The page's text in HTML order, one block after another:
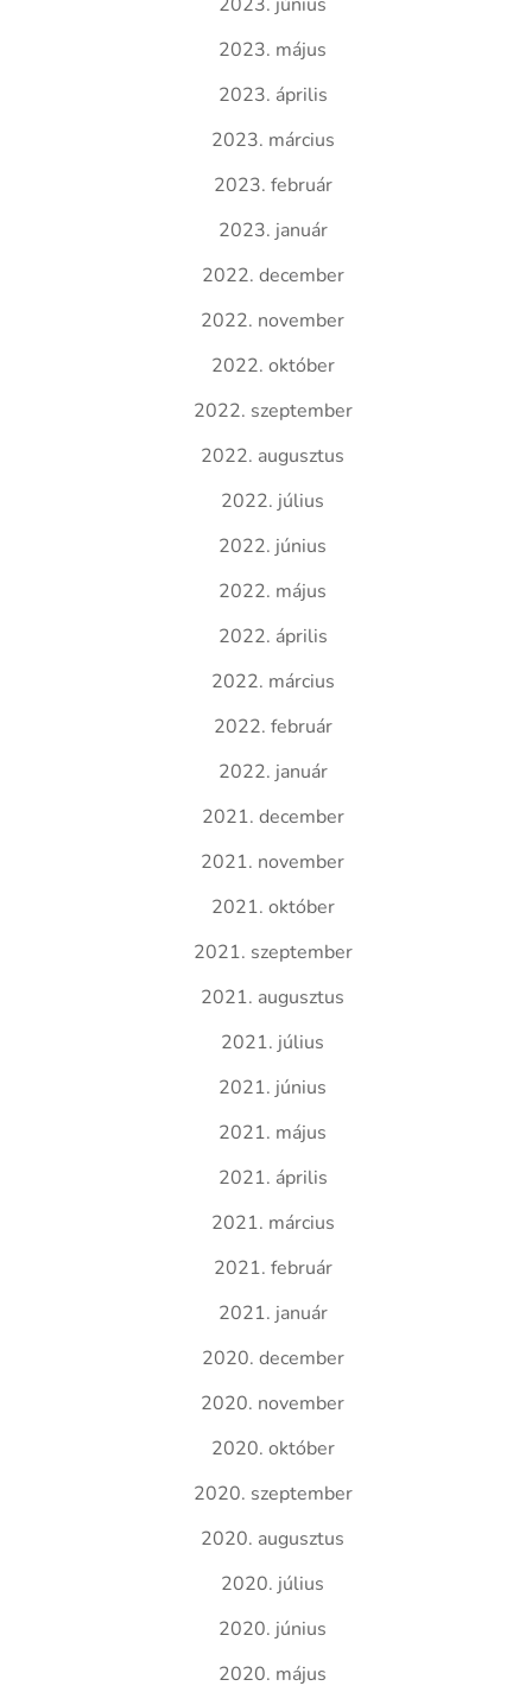
2023. május
2023. április
2023. március
2023. február
2023. január
2022. december
2022. november
2022. október
2022. szeptember
2022. augusztus
2022. július
2022. június
2022. május
2022. április
2022. március
2022. február
2022. január
2021. december
2021. november
2021. október
2021. szeptember
2021. augusztus
2021. július
2021. június
2021. május
2021. április
2021. március
2021. február
2021. január
2020. december
2020. november
2020. október
2020. szeptember
2020. augusztus
2020. július
2020. június
2020. május